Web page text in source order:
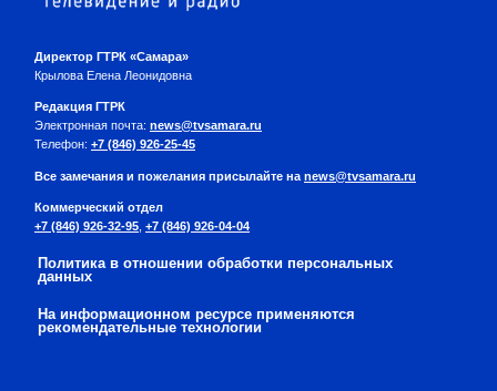
Директор ГТРК «Самара»
Крылова Елена Леонидовна
Редакция ГТРК
Электронная почта: news@tvsamara.ru
Телефон: +7 (846) 926-25-45
Все замечания и пожелания присылайте на news@tvsamara.ru
Коммерческий отдел
+7 (846) 926-32-95 +7 (846) 926-04-04
Политика в отношении обработки персональных
данных
На информационном ресурсе применяются
рекомендательные технологии